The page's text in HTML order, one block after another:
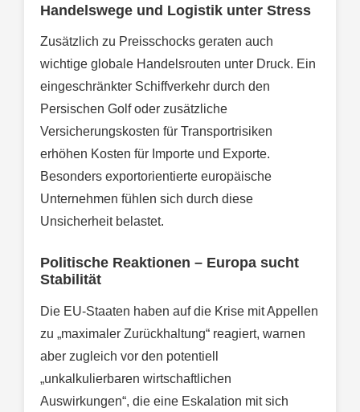
Handelswege und Logistik unter Stress
Zusätzlich zu Preisschocks geraten auch
wichtige globale Handelsrouten unter Druck. Ein
eingeschränkter Schiffverkehr durch den
Persischen Golf oder zusätzliche
Versicherungskosten für Transportrisiken
erhöhen Kosten für Importe und Exporte.
Besonders exportorientierte europäische
Unternehmen fühlen sich durch diese
Unsicherheit belastet.
Politische Reaktionen – Europa sucht
Stabilität
Die EU-Staaten haben auf die Krise mit Appellen
zu „maximaler Zurückhaltung“ reagiert, warnen
aber zugleich vor den potentiell
„unkalkulierbaren wirtschaftlichen
Auswirkungen“, die eine Eskalation mit sich